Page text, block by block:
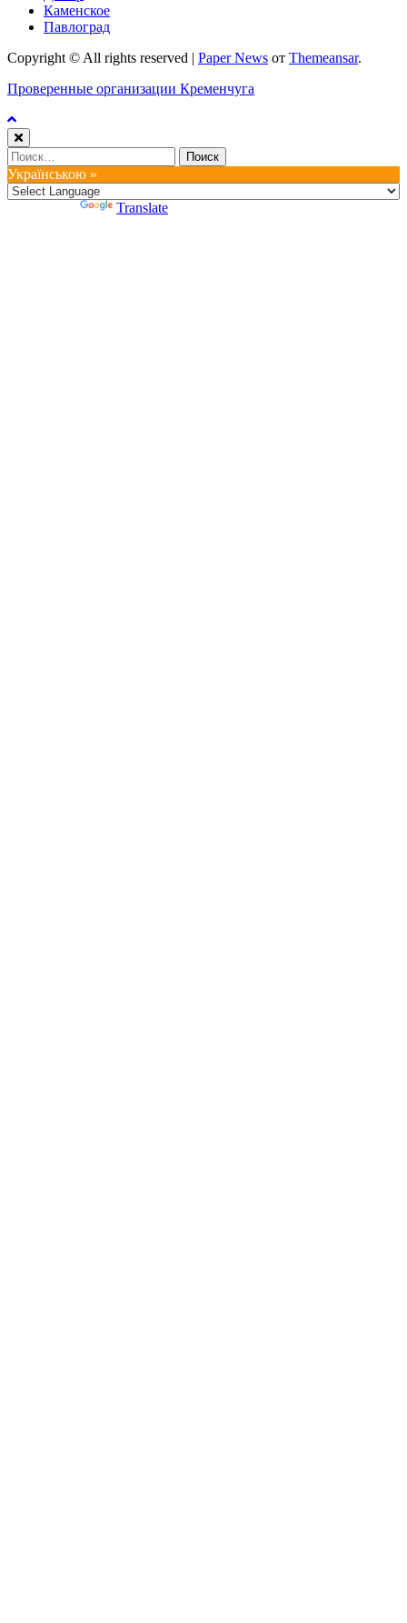
Каменское
Павлоград
Copyright © All rights reserved | Paper News от Themeansar.
Проверенные организации Кременчуга
Найти:
Українською »
Translate